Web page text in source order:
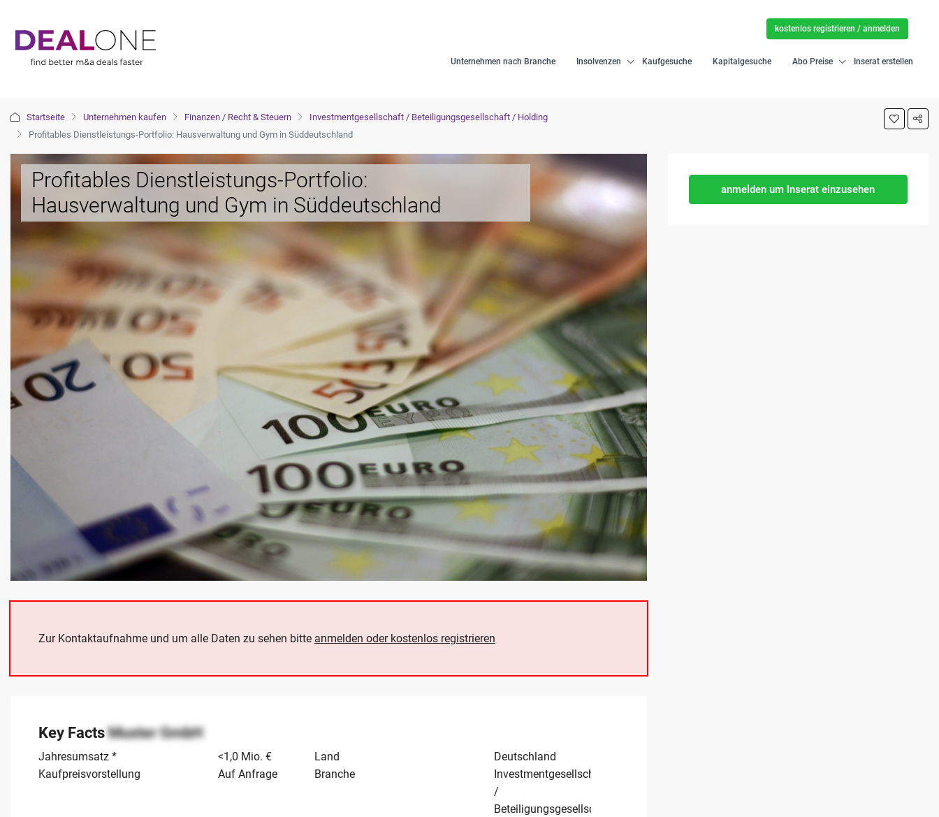
Unternehmen nach Branche Insolvenzen Kaufgesuche Kapitalgesuche Abo Preise Inserat erstellen
kostenlos registrieren / anmelden
Startseite Unternehmen kaufen Finanzen / Recht & Steuern
Investmentgesellschaft / Beteiligungsgesellschaft / Holding
Profitables Dienstleistungs-Portfolio: Hausverwaltung und Gym in Süddeutschland
Profitables Dienstleistungs-Portfolio:
Hausverwaltung und Gym in Süddeutschland
Zur Kontaktaufnahme und um alle Daten zu sehen bitte anmelden oder kostenlos registrieren
Key FactsMuster GmbH
Jahresumsatz *
<1,0 Mio. €
Kaufpreisvorstellung
Auf Anfrage
Land
Deutschland
Branche
Investmentgesellschaft
/
Beteiligungsgesellschaft
anmelden um Inserat einzusehen